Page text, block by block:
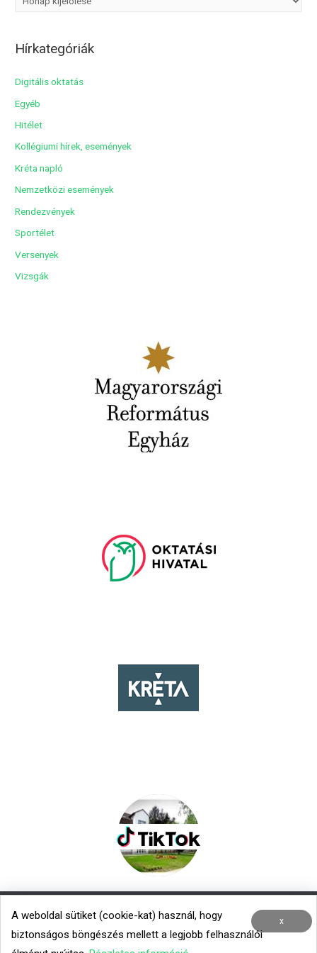
hHírkategóriák
Digitális oktatás
Egyéb
Hitélet
Kollégiumi hírek, események
Kréta napló
Nemzetközi események
Rendezvények
Sportélet
Versenyek
Vizsgák
Nemzetközi kapcsolatok | Menza – Heti étlap x
A weboldal sütiket (cookie-kat) használ, hogy
biztonságos böngészés mellett a legjobb felhasználói